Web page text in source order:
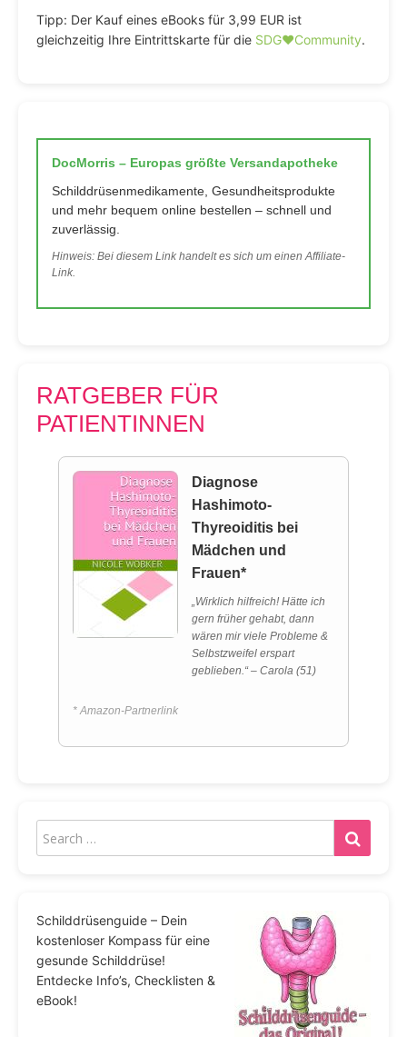
Tipp: Der Kauf eines eBooks für 3,99 EUR ist
gleichzeitig Ihre Eintrittskarte für die SDG♥️Community.
DocMorris – Europas größte Versandapotheke
Schilddrüsenmedikamente, Gesundheitsprodukte
und mehr bequem online bestellen – schnell und
zuverlässig.
Hinweis: Bei diesem Link handelt es sich um einen Affiliate-
Link.
RATGEBER FÜR
PATIENTINNEN
Diagnose
Hashimoto-
Thyreoiditis bei
Mädchen und
Frauen*
„Wirklich hilfreich! Hätte ich
gern früher gehabt, dann
wären mir viele Probleme &
Selbstzweifel erspart
geblieben.“ – Carola (51)
* Amazon-Partnerlink
Schilddrüsenguide – Dein
kostenloser Kompass für eine
gesunde Schilddrüse!
Entdecke Info’s, Checklisten &
eBook!